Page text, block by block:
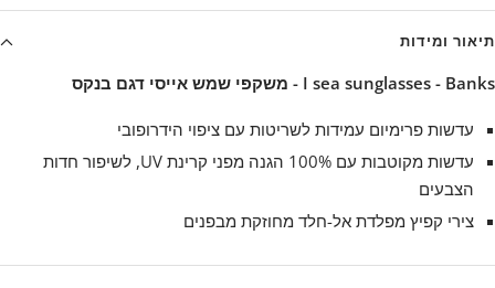
תיאור ומידות
I sea sunglasses - Banks - משקפי שמש אייסי דגם בנקס
עדשות פרימיום עמידות לשריטות עם ציפוי הידרופובי
עדשות מקוטבות עם 100% הגנה מפני קרינת UV, לשיפור חדות
הצבעים
צירי קפיץ מפלדת אל-חלד מחוזקת מבפנים